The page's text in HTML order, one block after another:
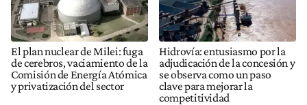
El plan nuclear de Milei: fuga
de cerebros, vaciamiento de la
Comisión de Energía Atómica
y privatización del sector
Hidrovía: entusiasmo por la
adjudicación de la concesión y
se observa como un paso
clave para mejorar la
competitividad